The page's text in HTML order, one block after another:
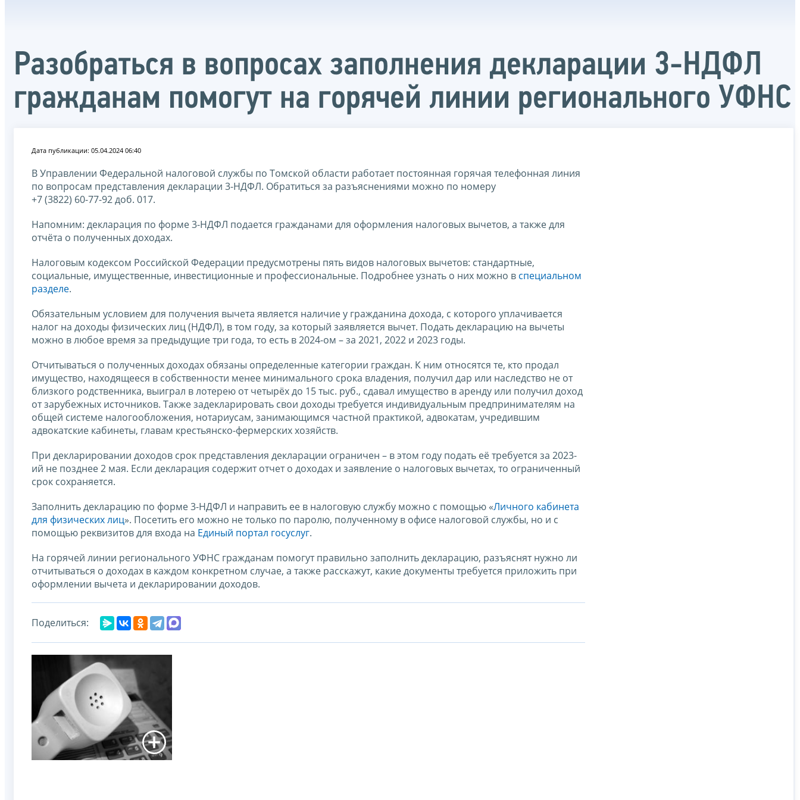
Разобраться в вопросах заполнения декларации 3-НДФЛ
гражданам помогут на горячей линии регионального УФНС
Дата публикации: 05.04.2024 06:40
В Управлении Федеральной налоговой службы по Томской области работает постоянная горячая телефонная линия
по вопросам представления декларации 3-НДФЛ. Обратиться за разъяснениями можно по номеру
+7 (3822) 60-77-92 доб. 017.
Напомним: декларация по форме 3-НДФЛ подается гражданами для оформления налоговых вычетов, а также для
отчёта о полученных доходах.
Налоговым кодексом Российской Федерации предусмотрены пять видов налоговых вычетов: стандартные,
социальные, имущественные, инвестиционные и профессиональные. Подробнее узнать о них можно в специальном
разделе.
Обязательным условием для получения вычета является наличие у гражданина дохода, с которого уплачивается
налог на доходы физических лиц (НДФЛ), в том году, за который заявляется вычет. Подать декларацию на вычеты
можно в любое время за предыдущие три года, то есть в 2024-ом – за 2021, 2022 и 2023 годы.
Отчитываться о полученных доходах обязаны определенные категории граждан. К ним относятся те, кто продал
имущество, находящееся в собственности менее минимального срока владения, получил дар или наследство не от
близкого родственника, выиграл в лотерею от четырёх до 15 тыс. руб., сдавал имущество в аренду или получил доход
от зарубежных источников. Также задекларировать свои доходы требуется индивидуальным предпринимателям на
общей системе налогообложения, нотариусам, занимающимся частной практикой, адвокатам, учредившим
адвокатские кабинеты, главам крестьянско-фермерских хозяйств.
При декларировании доходов срок представления декларации ограничен – в этом году подать её требуется за 2023-
ий не позднее 2 мая. Если декларация содержит отчет о доходах и заявление о налоговых вычетах, то ограниченный
срок сохраняется.
Заполнить декларацию по форме 3-НДФЛ и направить ее в налоговую службу можно с помощью «Личного кабинета
для физических лиц». Посетить его можно не только по паролю, полученному в офисе налоговой службы, но и с
помощью реквизитов для входа на Единый портал госуслуг.
На горячей линии регионального УФНС гражданам помогут правильно заполнить декларацию, разъяснят нужно ли
отчитываться о доходах в каждом конкретном случае, а также расскажут, какие документы требуется приложить при
оформлении вычета и декларировании доходов.
Поделиться: